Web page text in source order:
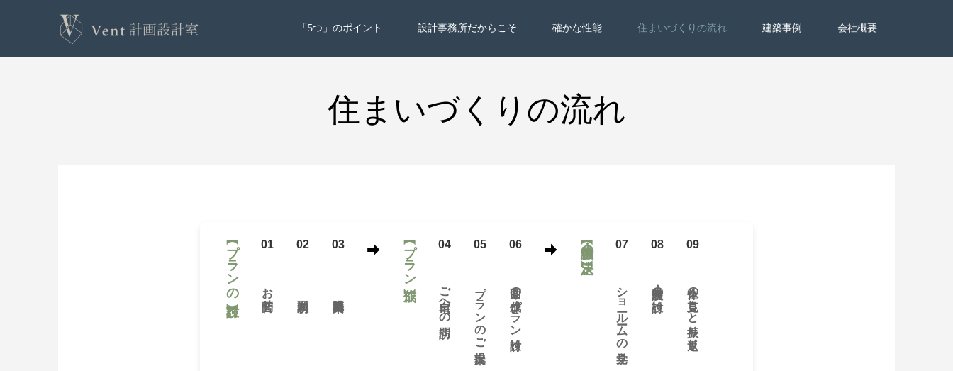
「5つ」のポイント 設計事務所だからこそ 確かな性能 住まいづくりの流れ 建築事例 会社概要
住まいづくりの流れ
【プランの検討】 01
お問合せ
02 03 【プラン作成】 04
ご自宅への訪問
05
プランのご提案
06
図面の作成・プラン検討
【設備・仕様の決定】 07
ショールームの見学
08
内装・設備の検討
09
全体の見直しと振り返り